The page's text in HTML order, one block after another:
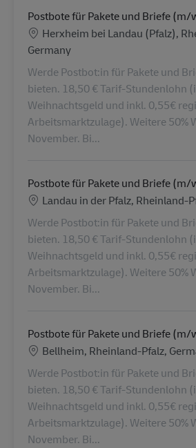
Postbote für Pakete und Briefe (m/
Konum
Herxheim bei Landau (Pfalz),
Germany
Werde Postbot:in für Pakete und
bieten. 18,50 € Tarif-Stundenlohn
Weihnachtsgeld und inkl. 0,55€
Arbeitsmarktzulage). Weitere 50%
November. Bi...
Postbote für Pakete und Briefe (m/
Konum
Landau in der Pfalz, Rheinland-
Werde Postbot:in für Pakete und
bieten. 18,50 € Tarif-Stundenlohn
Weihnachtsgeld und inkl. 0,55€
Arbeitsmarktzulage). Weitere 50%
November. Bi...
Postbote für Pakete und Briefe (m/
Konum
Bellheim, Rheinland-Pfalz,
Werde Postbot:in für Pakete und
bieten. 18,50 € Tarif-Stundenlohn
Weihnachtsgeld und inkl. 0,55€
Arbeitsmarktzulage). Weitere 50%
November. Bi...